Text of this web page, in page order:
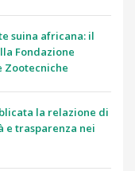
suina africana: il
Fondazione
Zootecniche
la relazione di
e trasparenza nei